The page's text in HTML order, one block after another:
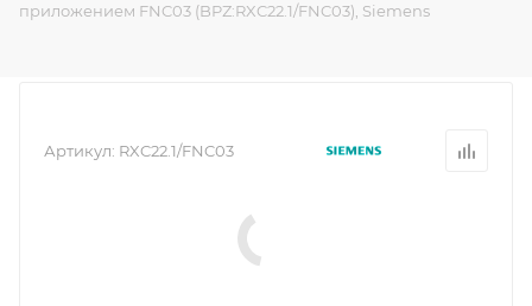
приложением FNC03 (BPZ:RXC22.1/FNC03), Siemens
Артикул: RXC22.1/FNC03